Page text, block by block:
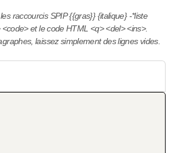
raccourcis SPIP{{gras}} {italique} -*liste
<code>et le code HTML <q> <del> <ins>.
laissez simplement des lignes vides.